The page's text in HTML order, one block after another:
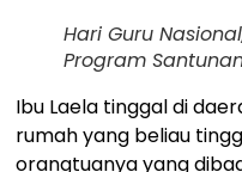
Hari Guru
Program
Ibu Laela tinggal di
rumah yang beliau
orangtuanya yang